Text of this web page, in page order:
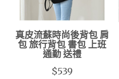
真皮流蘇時尚後背包 肩
包 旅行背包 書包 上班
通勤 送禮
$539